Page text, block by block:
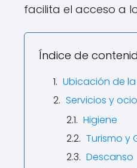
facilita el acceso a
Índice de
Ubicación de la
Servicios y
Higiene
Turismo y
Descanso